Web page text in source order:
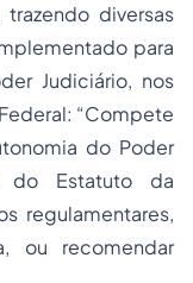
diversas
para
Judiciário, nos
“Compete
do Poder
do Estatuto da
regulamentares,
ou recomendar